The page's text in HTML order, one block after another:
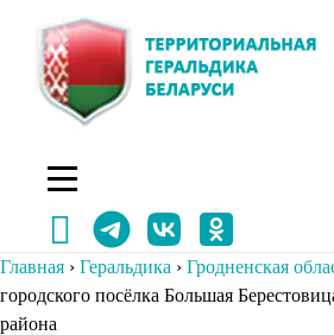
содержимому
Главная › Геральдика › Гродненская
городского посёлка Большая
района